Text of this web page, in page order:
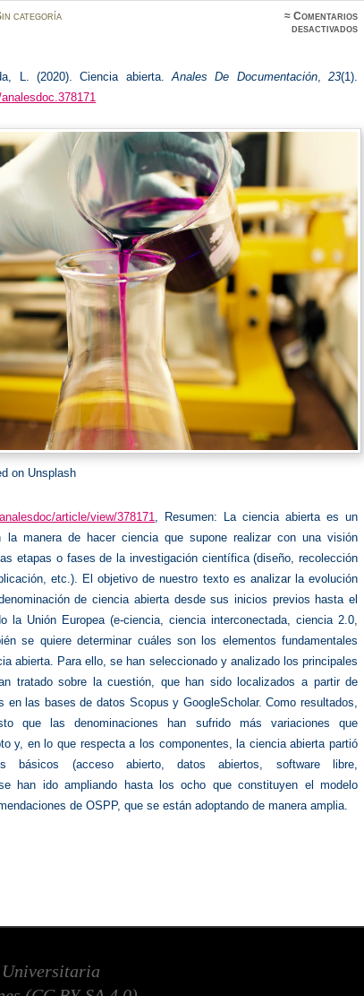
categoría ≈Comentarios
desactivadosen
L. (2020). Ciencia abierta.Anales De Documentación,23(1).
on Unsplash
article/view/378171
, Resumen: La ciencia abierta es un
la manera de hacer ciencia que supone realizar con una visión
etapas o fases de la investigación científica (diseño, recolección
etc.). El objetivo de nuestro texto es analizar la evolución
de ciencia abierta desde sus inicios previos hasta el
la Unión Europea (e-ciencia, ciencia interconectada, ciencia 2.0,
se quiere determinar cuáles son los elementos fundamentales
abierta. Para ello, se han seleccionado y analizado los principales
tratado sobre la cuestión, que han sido localizados a partir de
en las bases de datos Scopus y GoogleScholar. Como resultados,
que las denominaciones han sufrido más variaciones que
y, en lo que respecta a los componentes, la ciencia abierta partió
básicos (acceso abierto, datos abiertos, software libre,
han ido ampliando hasta los ocho que constituyen el modelo
de OSPP, que se están adoptando de manera amplia.